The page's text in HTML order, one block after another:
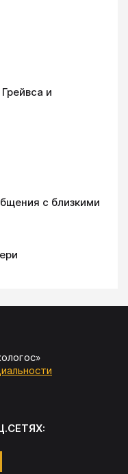
и
с близкими
»